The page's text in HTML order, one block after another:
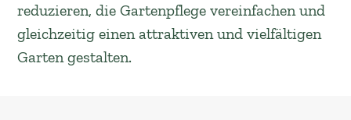
reduzieren, die Gartenpflege vereinfachen und
gleichzeitig einen attraktiven und vielfältigen
Garten gestalten.